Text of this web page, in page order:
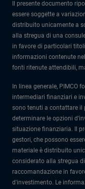
Il presente documento
essere soggette a
distribuito unicamente a
alla stregua di una
in favore di particolari
informazioni contenute
fonti ritenute attendibili,
In linea generale, PIMCO
intermediari finanziari e
sono tenuti a contattare il
determinare le opzioni
situazione finanziaria. Il
gestori, che possono
materiale è distribuito
considerato alla stregua
raccomandazione in
d'investimento. Le